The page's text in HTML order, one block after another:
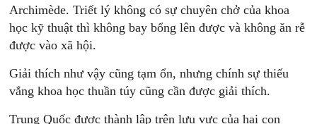
Archimède. Triết lý không có sự chuyên chở của khoa
học kỹ thuật thì không bay bổng lên được và không ăn rễ
được vào xã hội.
Giải thích như vậy cũng tạm ổn, nhưng chính sự thiếu
vắng khoa học thuần túy cũng cần được giải thích.
Trung Quốc được thành lập trên lưu vực của hai con